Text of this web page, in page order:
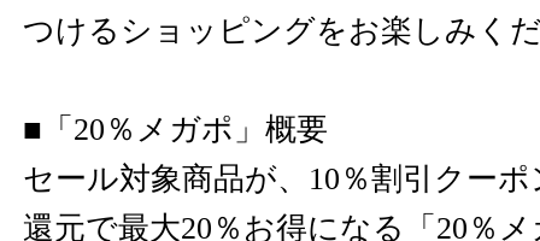
つけるショッピングをお楽しみく
■「20％メガポ」概要
セール対象商品が、10％割引クー
還元で最大20％お得になる「20％